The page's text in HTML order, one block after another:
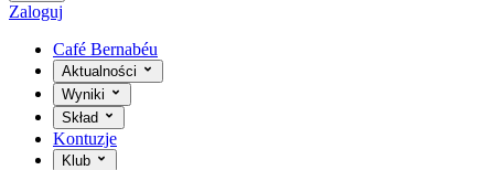
Zaloguj
Café Bernabéu
Aktualności
Wyniki
Skład
Kontuzje
Klub